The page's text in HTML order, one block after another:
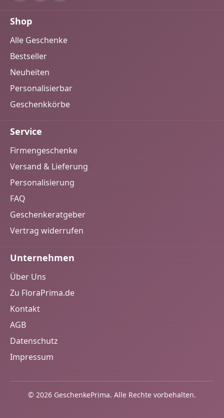
Shop
Alle Geschenke
Bestseller
Neuheiten
Personalisierbar
Geschenkkörbe
Service
Firmengeschenke
Versand & Lieferung
Personalisierung
FAQ
Geschenkeratgeber
Vertrag widerrufen
Unternehmen
Über Uns
Zu FloraPrima.de
Kontakt
AGB
Datenschutz
Impressum
© 2026 GeschenkePrima. Alle Rechte vorbehalten.